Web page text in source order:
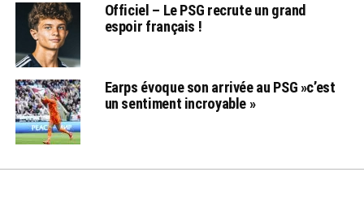
Officiel – Le PSG recrute un grand
espoir français !
Earps évoque son arrivée au PSG »c’est
un sentiment incroyable »